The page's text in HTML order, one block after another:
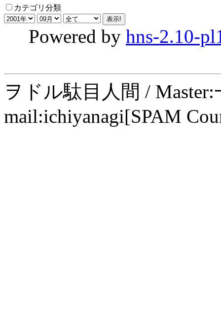
カテゴリ分類
Powered by hns-2.10-
ヲドル駄目人間 /
mail:ichiyanagi[SPAM